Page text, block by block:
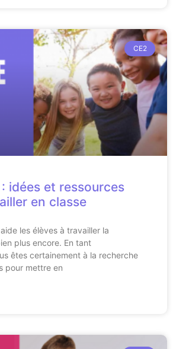
CE2
: idées et ressources
en classe
les élèves à travailler la
plus encore. En tant
êtes certainement à la recherche
pour mettre en